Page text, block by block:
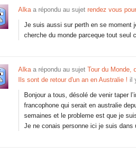
Alkaa répondu au sujet rendez vous
Je suis aussi sur perth en se moment
cherche du monde parceque tout seul
Alkaa répondu au sujet Tour du Monde,
Ils sont de retour d'un an en Australie ! il
Bonjour a tous, désolé de venir taper
francophone qui serait en australie
semaines et le probleme est que je
Je ne conais personne ici je suis